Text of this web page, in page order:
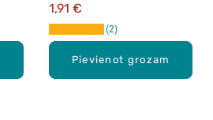
Pievienot grozam
1,91 €
2